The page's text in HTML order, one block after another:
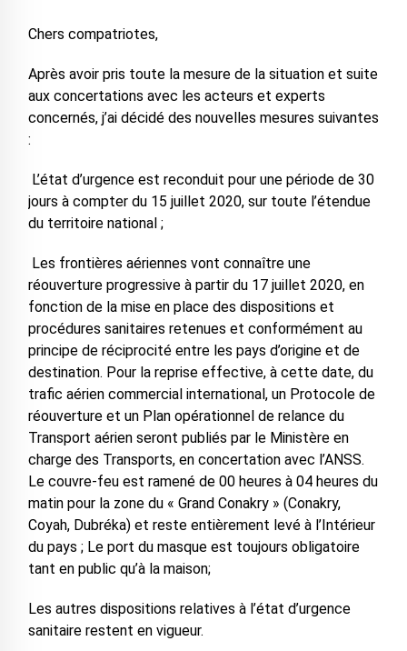
Chers compatriotes,
Après avoir pris toute la mesure de la situation et suite
aux concertations avec les acteurs et experts
concernés, j’ai décidé des nouvelles mesures suivantes
:
L’état d’urgence est reconduit pour une période de 30
jours à compter du 15 juillet 2020, sur toute l’étendue
du territoire national ;
Les frontières aériennes vont connaître une
réouverture progressive à partir du 17 juillet 2020, en
fonction de la mise en place des dispositions et
procédures sanitaires retenues et conformément au
principe de réciprocité entre les pays d’origine et de
destination. Pour la reprise effective, à cette date, du
trafic aérien commercial international, un Protocole de
réouverture et un Plan opérationnel de relance du
Transport aérien seront publiés par le Ministère en
charge des Transports, en concertation avec l’ANSS.
Le couvre-feu est ramené de 00 heures à 04 heures du
matin pour la zone du « Grand Conakry » (Conakry,
Coyah, Dubréka) et reste entièrement levé à l’Intérieur
du pays ; Le port du masque est toujours obligatoire
tant en public qu’à la maison;
Les autres dispositions relatives à l’état d’urgence
sanitaire restent en vigueur.